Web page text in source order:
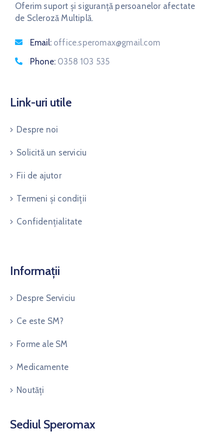
Oferim suport și siguranță persoanelor afectate
de Scleroză Multiplă.
Email: office.speromax@gmail.com
Phone: 0358 103 535
Link-uri utile
Despre noi
Solicită un serviciu
Fii de ajutor
Termeni și condiții
Confidențialitate
Informații
Despre Serviciu
Ce este SM?
Forme ale SM
Medicamente
Noutăți
Sediul Speromax